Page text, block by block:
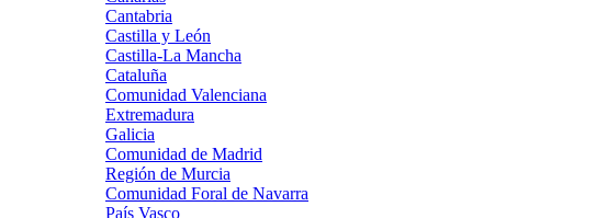
Cantabria
Castilla y León
Castilla-La Mancha
Cataluña
Comunidad Valenciana
Extremadura
Galicia
Comunidad de Madrid
Región de Murcia
Comunidad Foral de Navarra
País Vasco